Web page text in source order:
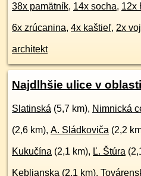
38x pamätník, 14x socha, 12x
6x zrúcanina, 4x kaštieľ, 2x
architekt
Najdlhšie ulice v oblasti
Slatinská (5,7 km), Nimnická
(2,6 km), A. Sládkoviča (2,2
Kukučína (2,1 km), Ľ. Štúra
Keblianska (2,1 km),